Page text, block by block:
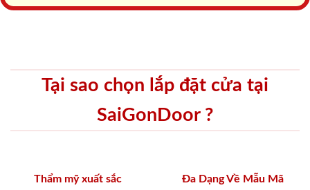
Tại sao chọn lắp đặt cửa tại
SaiGonDoor ?
Thẩm mỹ xuất sắc Đa Dạng Về Mẫu Mã